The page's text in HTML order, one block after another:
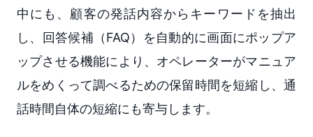
中にも、顧客の発話内容からキーワードを抽出
し、回答候補（FAQ）を自動的に画面にポップア
ップさせる機能により、オペレーターがマニュア
ルをめくって調べるための保留時間を短縮し、通
話時間自体の短縮にも寄与します。